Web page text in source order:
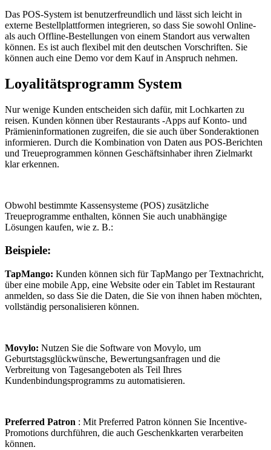
Das POS-System ist benutzerfreundlich und lässt sich leicht in
externe Bestellplattformen integrieren, so dass Sie sowohl Online-
als auch Offline-Bestellungen von einem Standort aus verwalten
können. Es ist auch flexibel mit den deutschen Vorschriften. Sie
können auch eine Demo vor dem Kauf in Anspruch nehmen.
Loyalitätsprogramm System
Nur wenige Kunden entscheiden sich dafür, mit Lochkarten zu
reisen. Kunden können über Restaurants -Apps auf Konto- und
Prämieninformationen zugreifen, die sie auch über Sonderaktionen
informieren. Durch die Kombination von Daten aus POS-Berichten
und Treueprogrammen können Geschäftsinhaber ihren Zielmarkt
klar erkennen.
Obwohl bestimmte Kassensysteme (POS) zusätzliche
Treueprogramme enthalten, können Sie auch unabhängige
Lösungen kaufen, wie z. B.:
Beispiele:
TapMango: Kunden können sich für TapMango per Textnachricht,
über eine mobile App, eine Website oder ein Tablet im Restaurant
anmelden, so dass Sie die Daten, die Sie von ihnen haben möchten,
vollständig personalisieren können.
Movylo: Nutzen Sie die Software von Movylo, um
Geburtstagsglückwünsche, Bewertungsanfragen und die
Verbreitung von Tagesangeboten als Teil Ihres
Kundenbindungsprogramms zu automatisieren.
Preferred Patron : Mit Preferred Patron können Sie Incentive-
Promotions durchführen, die auch Geschenkkarten verarbeiten
können.